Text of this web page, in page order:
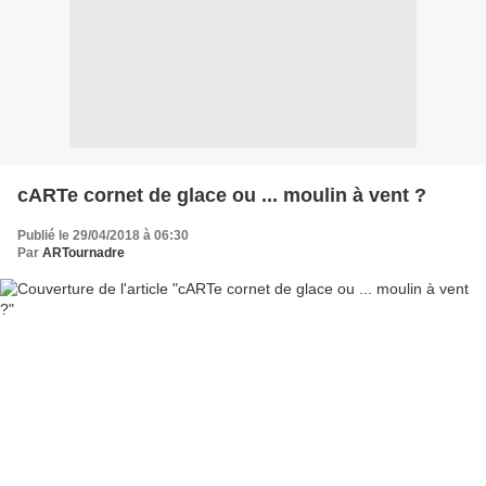
cARTe cornet de glace ou ... moulin à vent ?
Publié le 29/04/2018 à 06:30
Par ARTournadre